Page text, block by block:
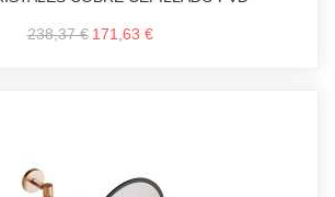
238,37 € 171,63 €